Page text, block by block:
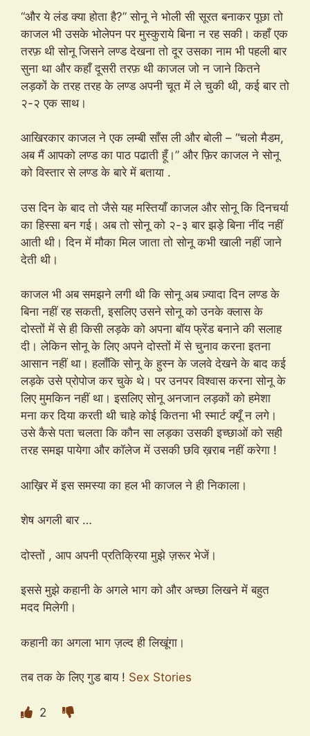
“और ये लंड क्या होता है?” सोनू ने भोली सी सूरत बनाकर पूछा तो
काजल भी उसके भोलेपन पर मुस्कुराये बिना न रह सकी। कहाँ एक
तरफ़ थी सोनू जिसने लण्ड देखना तो दूर उसका नाम भी पहली बार
सुना था और कहाँ दूसरी तरफ़ थी काजल जो न जाने कितने
लड़कों के तरह तरह के लण्ड अपनी चूत में ले चुकी थी, कई बार तो
२-२ एक साथ।
आखिरकार काजल ने एक लम्बी साँस ली और बोली – “चलो मैडम,
अब मैं आपको लण्ड का पाठ पढाती हूँ।” और फ़िर काजल ने सोनू
को विस्तार से लण्ड के बारे में बताया .
उस दिन के बाद तो जैसे यह मस्तियाँ काजल और सोनू कि दिनचर्या
का हिस्सा बन गई। अब तो सोनू को २-३ बार झड़े बिना नींद नहीं
आती थी। दिन में मौका मिल जाता तो सोनू कभी खाली नहीं जाने
देती थी।
काजल भी अब समझने लगी थी कि सोनू अब ज़्यादा दिन लण्ड के
बिना नहीं रह सकती, इसलिए उसने सोनू को उनके क्लास के
दोस्तों में से ही किसी लड़के को अपना बॉय फ्रेंड बनाने की सलाह
दी। लेकिन सोनू के लिए अपने दोस्तों में से चुनाव करना इतना
आसान नहीं था। हलाँकि सोनू के हुस्न के जलवे देखने के बाद कई
लड़के उसे प्रोपोज कर चुके थे। पर उनपर विश्वास करना सोनू के
लिए मुमकिन नहीं था। इसलिए सोनू अनजान लड़कों को हमेशा
मना कर दिया करती थी चाहे कोई कितना भी स्मार्ट क्यूँ न लगे।
उसे कैसे पता चलता कि कौन सा लड़का उसकी इच्छाओं को सही
तरह समझ पायेगा और कॉलेज में उसकी छवि ख़राब नहीं करेगा !
आख़िर में इस समस्या का हल भी काजल ने ही निकाला।
शेष अगली बार …
दोस्तों , आप अपनी प्रतिक्रिया मुझे ज़रूर भेजें।
इससे मुझे कहानी के अगले भाग को और अच्छा लिखने में बहुत
मदद मिलेगी।
कहानी का अगला भाग ज़ल्द ही लिखूंगा।
तब तक के लिए गुड बाय ! Sex Stories
2